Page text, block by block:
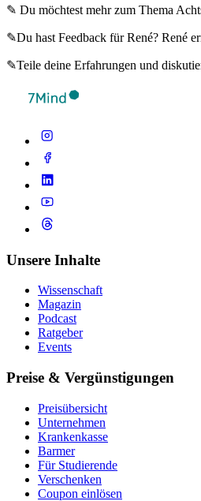
✎ Du möchtest mehr zum Thema
✎Du hast Feedback für René? René
✎Teile deine Erfahrungen und
Unsere Inhalte
Wissenschaft
Magazin
Podcast
Ratgeber
Events
Preise & Vergünstigungen
Preisübersicht
Unternehmen
Krankenkasse
Barmer
Für Studierende
Ver­schen­ken
Coupon einlösen